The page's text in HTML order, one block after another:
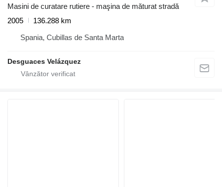
Masini de curatare rutiere - maşina de măturat stradă
2005
136.288 km
Spania, Cubillas de Santa Marta
Desguaces Velázquez